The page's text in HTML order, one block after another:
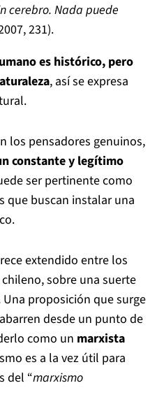
cerebro. Nada puede
231).
es histórico, pero
, así se expresa
los pensadores genuinos,
constante y legítimo
ser pertinente como
que buscan instalar una
extendido entre los
sobre una suerte
Una proposición que surge
desde un punto de
como un marxista
es a la vez útil para
del “marxismo